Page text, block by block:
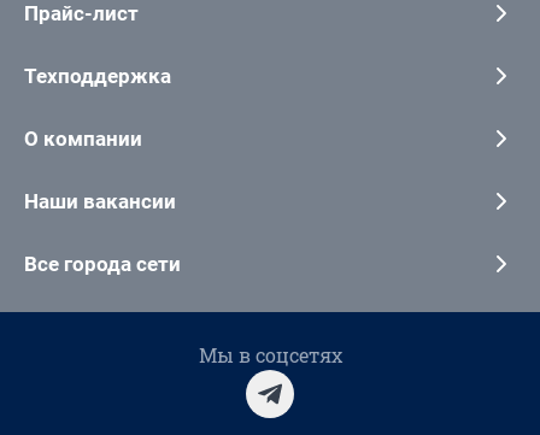
Прайс-лист
Техподдержка
О компании
Наши вакансии
Все города сети
Мы в соцсетях